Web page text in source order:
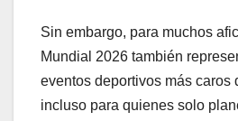
Sin embargo, para muchos
Mundial 2026 también
eventos deportivos más caros
incluso para quienes solo